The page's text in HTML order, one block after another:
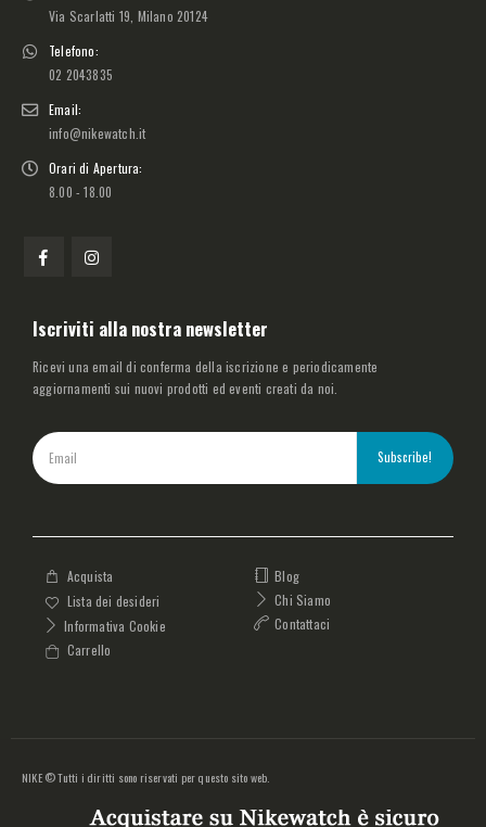
Via Scarlatti 19, Milano 20124
Telefono:
02 2043835
Email:
info@nikewatch.it
Orari di Apertura:
8.00 - 18.00
Iscriviti alla nostra newsletter
Ricevi una email di conferma della iscrizione e periodicamente
aggiornamenti sui nuovi prodotti ed eventi creati da noi.
Acquista
Lista dei desideri
Informativa Cookie
Carrello
Blog
Chi Siamo
Contattaci
NIKE © Tutti i diritti sono riservati per questo sito web.